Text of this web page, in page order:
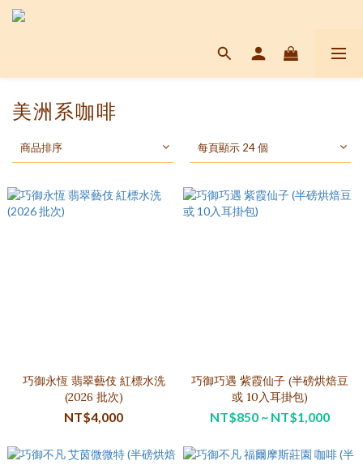
美洲系咖啡
商品排序 每頁顯示 24 個
巧御永恆 翡翠藝伎 紅標水洗
(2026 批次)
NT$4,000
巧御巧遇 紫霞仙子 (半磅烘焙豆
或 10入耳掛包)
NT$850 ~ NT$1,000